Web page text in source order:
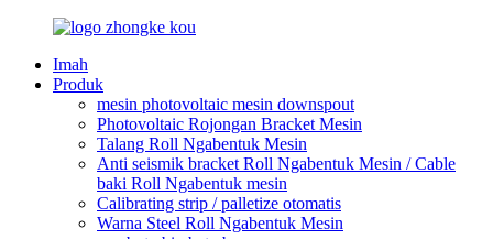
Imah
Produk
mesin photovoltaic mesin downspout
Photovoltaic Rojongan Bracket Mesin
Talang Roll Ngabentuk Mesin
Anti seismik bracket Roll Ngabentuk Mesin / Cable
baki Roll Ngabentuk mesin
Calibrating strip / palletize otomatis
Warna Steel Roll Ngabentuk Mesin